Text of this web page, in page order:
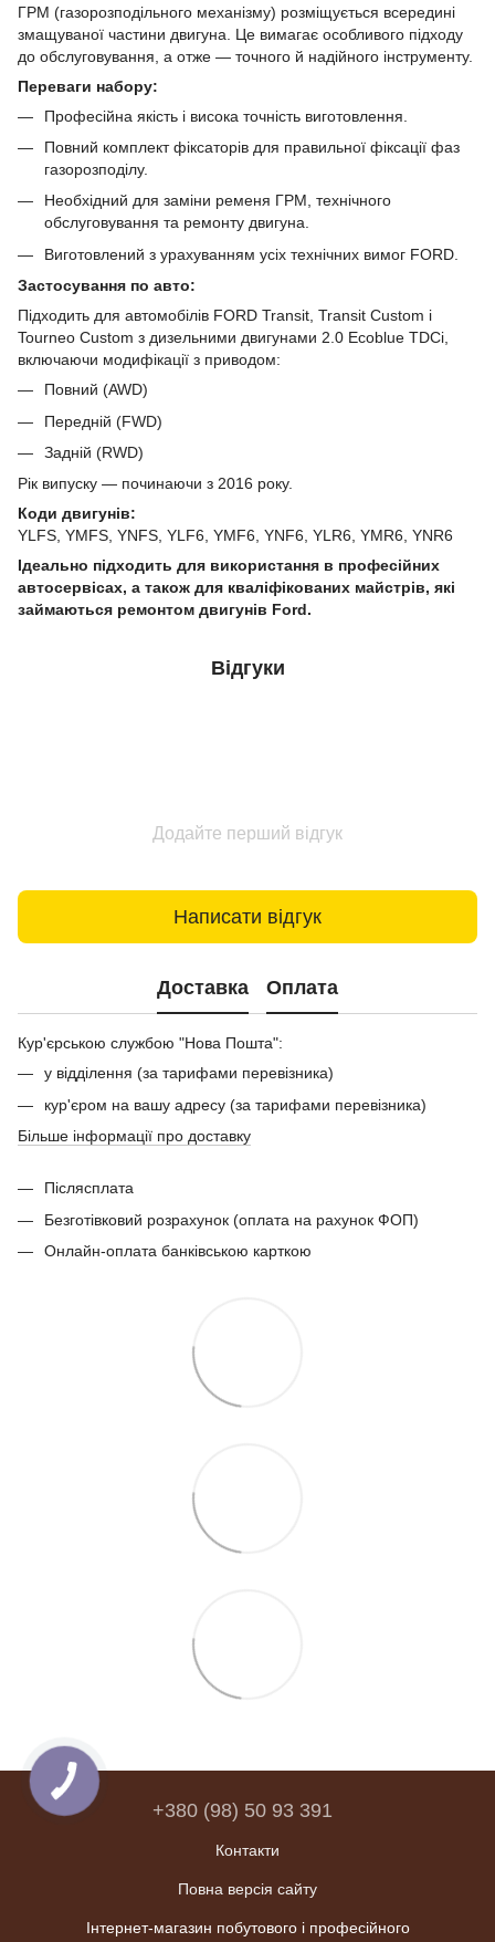
ГРМ (газорозподільного механізму) розміщується всередині
змащуваної частини двигуна. Це вимагає особливого підходу
до обслуговування, а отже — точного й надійного інструменту.
Переваги набору:
Професійна якість і висока точність виготовлення.
Повний комплект фіксаторів для правильної фіксації фаз
газорозподілу.
Необхідний для заміни ременя ГРМ, технічного
обслуговування та ремонту двигуна.
Виготовлений з урахуванням усіх технічних вимог FORD.
Застосування по авто:
Підходить для автомобілів FORD Transit, Transit Custom і
Tourneo Custom з дизельними двигунами 2.0 Ecoblue TDCi,
включаючи модифікації з приводом:
Повний (AWD)
Передній (FWD)
Задній (RWD)
Рік випуску — починаючи з 2016 року.
Коди двигунів:
YLFS, YMFS, YNFS, YLF6, YMF6, YNF6, YLR6, YMR6, YNR6
Ідеально підходить для використання в професійних
автосервісах, а також для кваліфікованих майстрів, які
займаються ремонтом двигунів Ford.
Відгуки
Додайте перший відгук
Написати відгук
Доставка Оплата
Кур'єрською службою "Нова Пошта":
у відділення (за тарифами перевізника)
кур'єром на вашу адресу (за тарифами перевізника)
Більше інформації про доставку
Післясплата
Безготівковий розрахунок (оплата на рахунок ФОП)
Онлайн-оплата банківською карткою
+380 (98) 50 93 391
Контакти
Повна версія сайту
Інтернет-магазин побутового і професійного